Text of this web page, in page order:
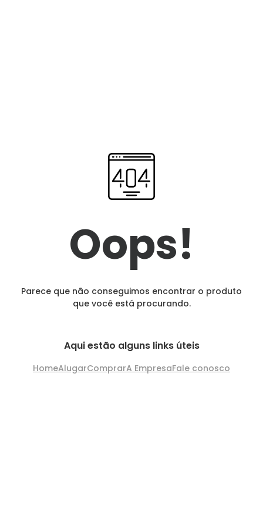
Oops!
Parece que não conseguimos encontrar o produto
que você está procurando.
Aqui estão alguns links úteis
HomeAlugarComprarA EmpresaFale conosco